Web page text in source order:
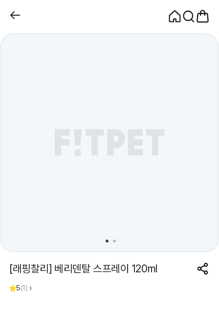
[래핑찰리] 베리덴탈 스프레이 120ml
5(1)